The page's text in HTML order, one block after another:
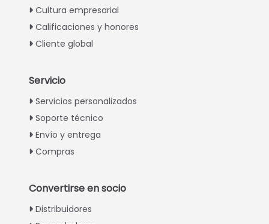
Cultura empresarial
Calificaciones y honores
Cliente global
Servicio
Servicios personalizados
Soporte técnico
Envío y entrega
Compras
Convertirse en socio
Distribuidores
Swahili
Urdu
Greek
Italian